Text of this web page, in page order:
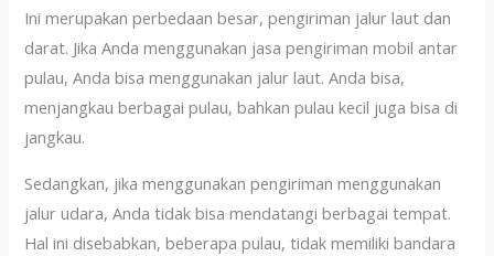
Ini merupakan perbedaan besar, pengiriman jalur laut dan
darat. Jika Anda menggunakan jasa pengiriman mobil antar
pulau, Anda bisa menggunakan jalur laut. Anda bisa,
menjangkau berbagai pulau, bahkan pulau kecil juga bisa di
jangkau.
Sedangkan, jika menggunakan pengiriman menggunakan
jalur udara, Anda tidak bisa mendatangi berbagai tempat.
Hal ini disebabkan, beberapa pulau, tidak memiliki bandara